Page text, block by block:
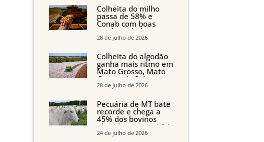
Imea
Colheita do milho
passa de 58% e
Conab com boas
produtividades em
Mato Grosso, mas
Maranhão e Piauí
28 de julho de 2026
Colheita do algodão
ganha mais ritmo em
Mato Grosso, Mato
Grosso do Sul e
Maranhão
28 de julho de 2026
Pecuária de MT bate
recorde e chega a
45% dos bovinos
abatidos com até 24
meses
24 de julho de 2026